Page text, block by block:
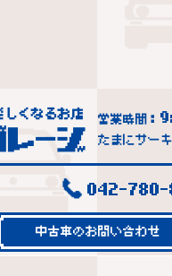
営業時間：
たまにサー
042-780-
中古車のお問い合わせ